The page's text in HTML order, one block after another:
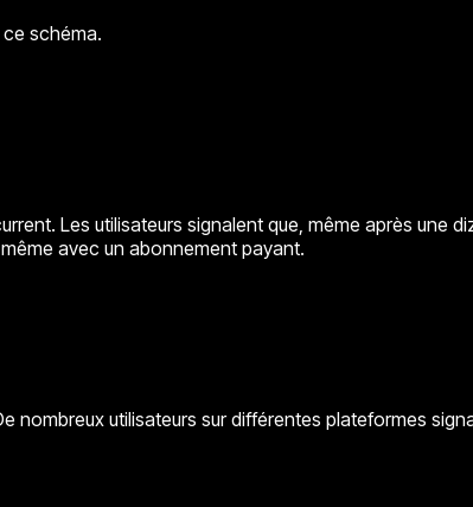
schéma.
Les utilisateurs signalent que, même après une
avec un abonnement payant.
utilisateurs sur différentes plateformes